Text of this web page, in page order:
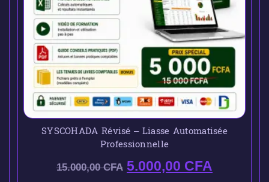
SYSCOHADA Révisé – Liasse Automatisée
Professionnelle
15.000,00CFA 5.000,00 CFA